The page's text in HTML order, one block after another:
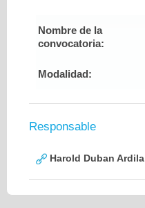
Nombre de la
convocatoria:
Modalidad:
Responsable
Harold Duban